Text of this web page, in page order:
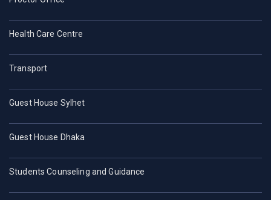
Health Care Centre
Transport
Guest House Sylhet
Guest House Dhaka
Students Counseling and Guidance